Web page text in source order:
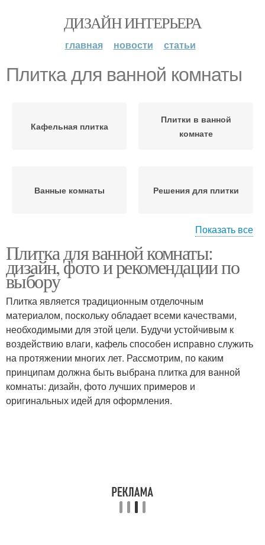
ДИЗАЙН ИНТЕРЬЕРА
главная новости статьи
Плитка для ванной комнаты
Кафельная плитка
Плитки в ванной
комнате
Ванные комнаты Решения для плитки
Зеркальная плитка Ванная комната
Керамическая плитка
Плитки в ванную
комнату
Показать все
Плитка для ванной комнаты:
дизайн, фото и рекомендации по
выбору
Плитка является традиционным отделочным
материалом, поскольку обладает всеми качествами,
необходимыми для этой цели. Будучи устойчивым к
воздействию влаги, кафель способен исправно служить
на протяжении многих лет. Рассмотрим, по каким
принципам должна быть выбрана плитка для ванной
комнаты: дизайн, фото лучших примеров и
оригинальных идей для оформления.